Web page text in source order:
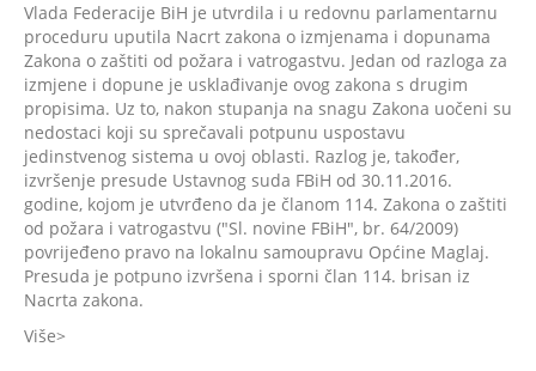
Vlada Federacije BiH je utvrdila i u redovnu parlamentarnu
proceduru uputila Nacrt zakona o izmjenama i dopunama
Zakona o zaštiti od požara i vatrogastvu. Jedan od razloga za
izmjene i dopune je usklađivanje ovog zakona s drugim
propisima. Uz to, nakon stupanja na snagu Zakona uočeni su
nedostaci koji su sprečavali potpunu uspostavu
jedinstvenog sistema u ovoj oblasti. Razlog je, također,
izvršenje presude Ustavnog suda FBiH od 30.11.2016.
godine, kojom je utvrđeno da je članom 114. Zakona o zaštiti
od požara i vatrogastvu ("Sl. novine FBiH", br. 64/2009)
povrijeđeno pravo na lokalnu samoupravu Općine Maglaj.
Presuda je potpuno izvršena i sporni član 114. brisan iz
Nacrta zakona.
Više